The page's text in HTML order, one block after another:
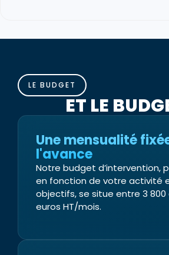
LE BUDGET
ET LE
Une mensualité
l'avance
Notre budget d’intervention,
en fonction de votre activité
objectifs, se situe entre 3 800
euros HT/mois.